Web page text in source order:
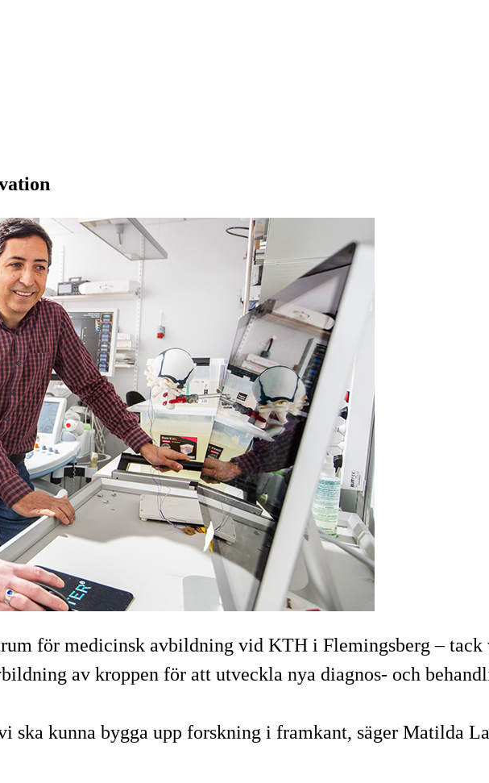
för medicinsk avbildning vid KTH i Flemingsberg –
av kroppen för att utveckla nya diagnos- och
ska kunna bygga upp forskning i framkant, säger Matilda